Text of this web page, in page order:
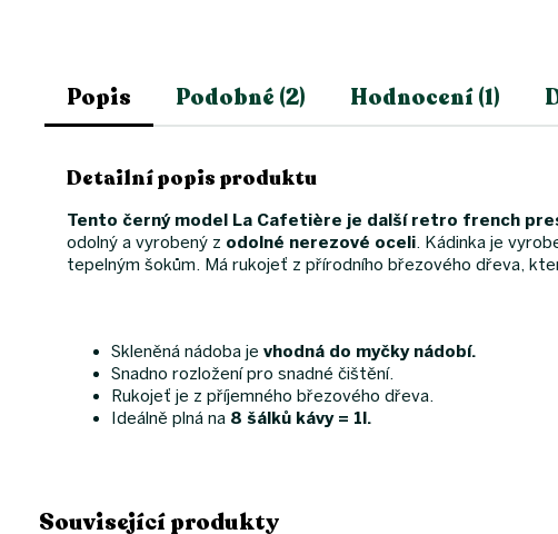
Související produkty
Popis Podobné (2) Hodnocení (1)
Detailní popis produktu
Tento černý model La Cafetière je další retro french
odolný a vyrobený z odolné nerezové oceli Kádinka je
tepelným šokům. Má rukojeť z přírodního březového dřeva,
Skleněná nádoba je vhodná do myčky nádobí.
Snadno rozložení pro snadné čištění.
Rukojeť je z příjemného březového dřeva.
Ideálně plná na 8 šálků kávy = 1l.